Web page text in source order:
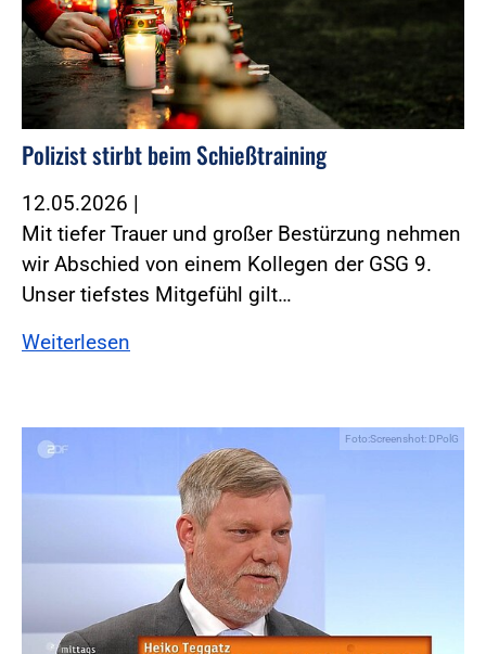
Polizist stirbt beim Schießtraining
12.05.2026 |
Mit tiefer Trauer und großer Bestürzung nehmen
wir Abschied von einem Kollegen der GSG 9.
Unser tiefstes Mitgefühl gilt…
Weiterlesen
Foto:Screenshot: DPolG